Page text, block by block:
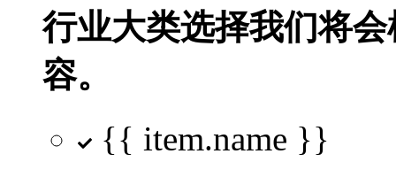
行业大类选择我们将
容。
{{ item.name }}